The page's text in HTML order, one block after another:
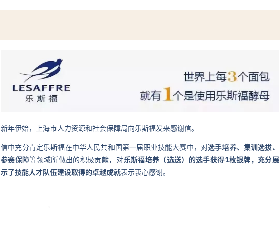
新年伊始，上海市人力资源和社会保障局向乐斯福发来感谢信。
信中充分肯定乐斯福在中华人民共和国第一届职业技能大赛中，对选手培养、集训选拔、
参赛保障等领域所做出的积极贡献，对乐斯福培养（选送）的选手获得1枚银牌，充分展
示了技能人才队伍建设取得的卓越成就表示衷心感谢。